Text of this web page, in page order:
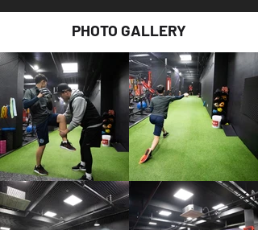
PHOTO GALLERY